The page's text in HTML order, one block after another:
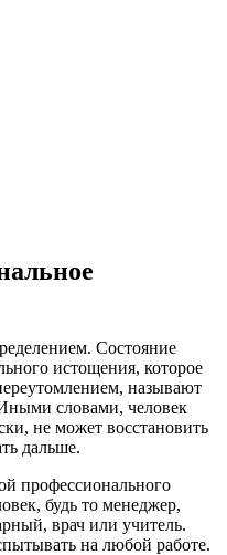
Состояние
истощения, которое
называют
словами, человек
не может восстановить
дальше.
профессионального
будь то менеджер,
врач или учитель.
на любой работе.